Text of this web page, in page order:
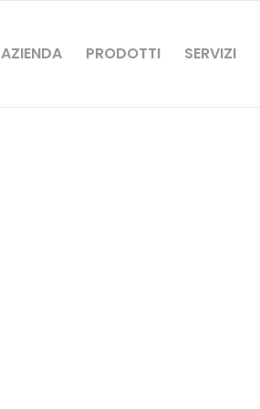
AZIENDA PRODOTTI SERVIZI